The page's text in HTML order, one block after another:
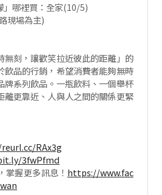
」哪裡買：全家(10/5)
現場為主)
無刻，讓歡笑拉近彼此的距離」的
飲品的行銷，希望消費者能夠無時
牌系列飲品。一瓶飲料、一個舉杯
離更靠近、人與人之間的關係更緊
RAx3g
3fwPfmd
掌握更多訊息！ https://www.fac